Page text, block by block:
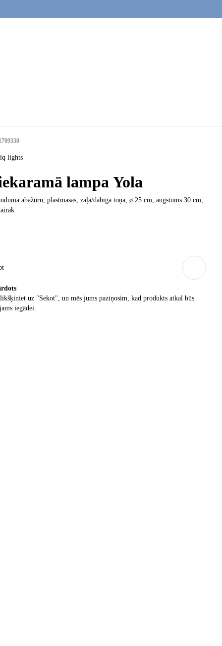
lights
lampa Yola
abažūru, plastmasas, zaļa/dabīga toņa, ø 25 cm, augstums 30 cm,
uz "Sekot", un mēs jums paziņosim, kad produkts atkal būs
iegādei.